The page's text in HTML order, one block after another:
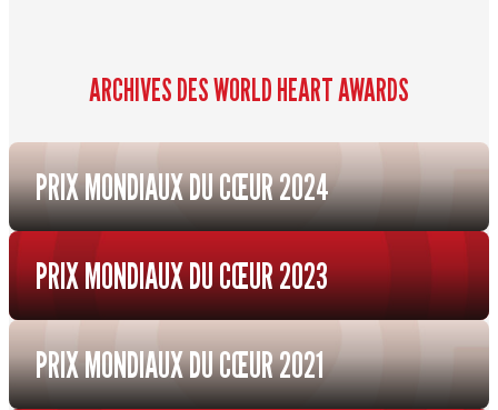
ARCHIVES DES WORLD HEART AWARDS
PRIX MONDIAUX DU CŒUR 2024
PRIX MONDIAUX DU CŒUR 2023
PRIX MONDIAUX DU CŒUR 2021